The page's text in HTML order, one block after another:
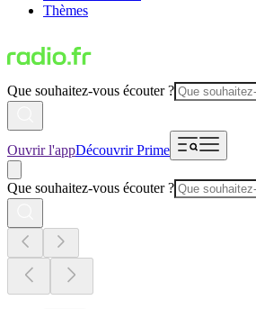
Thèmes
Que souhaitez-vous écouter ?
Ouvrir l'appDécouvrir Prime
Que souhaitez-vous écouter ?